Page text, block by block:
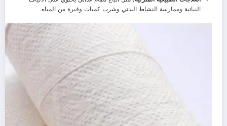
النباتية وممارسة النشاط البدني وشرب كميات وفيرة من المياه.